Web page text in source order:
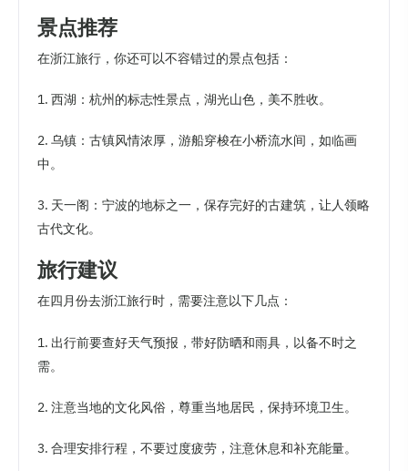
景点推荐
在浙江旅行，你还可以不容错过的景点包括：
1. 西湖：杭州的标志性景点，湖光山色，美不胜收。
2. 乌镇：古镇风情浓厚，游船穿梭在小桥流水间，如临画
中。
3. 天一阁：宁波的地标之一，保存完好的古建筑，让人领略
古代文化。
旅行建议
在四月份去浙江旅行时，需要注意以下几点：
1. 出行前要查好天气预报，带好防晒和雨具，以备不时之
需。
2. 注意当地的文化风俗，尊重当地居民，保持环境卫生。
3. 合理安排行程，不要过度疲劳，注意休息和补充能量。